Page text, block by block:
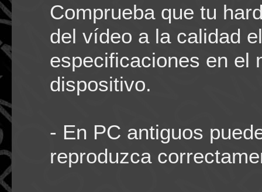
Comprueba que tu
del vídeo a la calidad
especificaciones en el
dispositivo.
- En PC antiguos
reproduzca